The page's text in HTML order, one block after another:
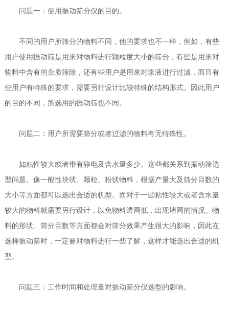
问题一：使用振动筛分仪的目的。
不同的用户所筛分的物料不同，他的要求也不一样，例如，有些
用户使用振动筛是用来对物料进行颗粒度大小的筛分，有些是用来对
物料中含有的杂质筛除，还有些用户是用来对浆液进行过滤，而且有
些用户有特殊的要求，需要另行设计比较特殊的结构形式。因此用户
的目的不同，所选用的振动筛也不同。
问题二：用户所需要筛分或者过滤的物料有无特殊性。
如粘性较大或者带有静电及含水量多少。这些都关系到振动筛选
型问题。像一般性块状、颗粒、粉状物料，根据产量大及筛分目数的
大小等方面都可以选出合适的机型。而对于一些粘性较大或者含水量
较大的物料就需要另行设计，以免物料透网低，出现堵网的情况。物
料的形状、筛分目数等方面都会对筛分效果产生很大的影响，因此在
选择振动筛时，一定要对物料进行一些了解，这样才能选出合适的机
型。
问题三：工作时间和处理量对振动筛分仪选型的影响。